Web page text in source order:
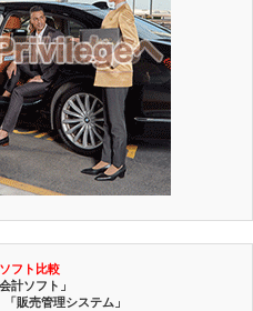
フト比較
計ソフト」
「販売管理システム」